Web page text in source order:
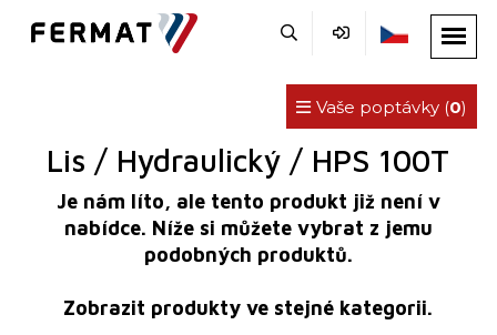
Vaše poptávky (0)
Lis / Hydraulický / HPS 100T
Je nám líto, ale tento produkt již není v
nabídce. Níže si můžete vybrat z jemu
podobných produktů.
Zobrazit produkty ve stejné kategorii.